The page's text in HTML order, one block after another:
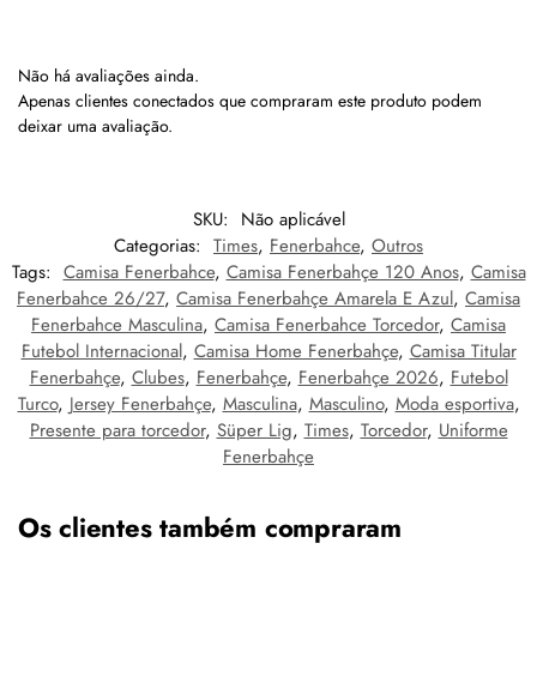
Não há avaliações ainda.
Apenas clientes conectados que compraram este produto podem
deixar uma avaliação.
SKU: Não aplicável
Categorias: Times, Fenerbahce, Outros
Tags: Camisa Fenerbahce, Camisa Fenerbahçe 120 Anos, Camisa
Fenerbahce 26/27, Camisa Fenerbahçe Amarela E Azul, Camisa
Fenerbahce Masculina, Camisa Fenerbahce Torcedor, Camisa
Futebol Internacional, Camisa Home Fenerbahçe, Camisa Titular
Fenerbahçe, Clubes, Fenerbahçe, Fenerbahçe 2026, Futebol
Turco, Jersey Fenerbahçe, Masculina, Masculino, Moda esportiva,
Presente para torcedor, Süper Lig, Times, Torcedor, Uniforme
Fenerbahçe
Os clientes também compraram